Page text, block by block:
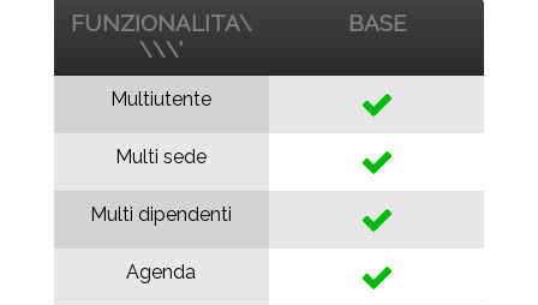
FUNZIONALITA\
\\\'
Multiutente
Multi sede
Multi dipendenti
Agenda
BASE